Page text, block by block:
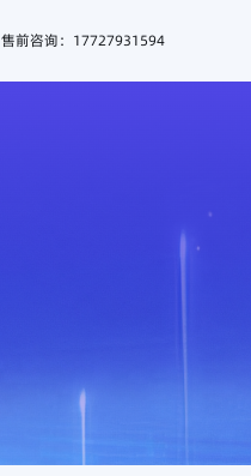
售前咨询：17727931594